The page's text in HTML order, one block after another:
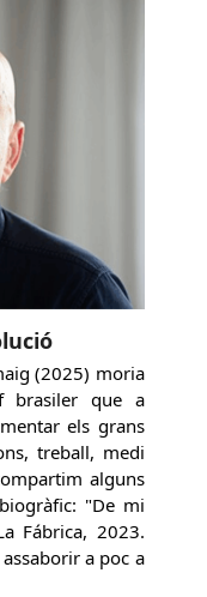
(2025) moria
brasiler que a
els grans
treball, medi
alguns
"De mi
Fábrica, 2023.
a poc a